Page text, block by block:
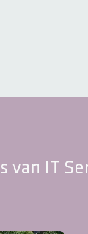
van IT